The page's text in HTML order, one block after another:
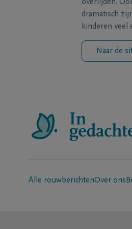
overlijden.
dramatisch
kinderen veel
Naar de
Alle rouwberichtenOver ons